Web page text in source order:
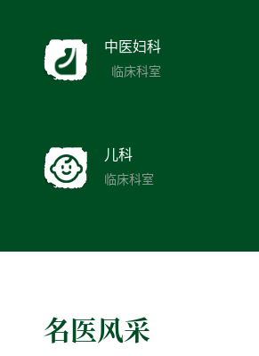
中医妇科
临床科室
儿科
临床科室
名医风采